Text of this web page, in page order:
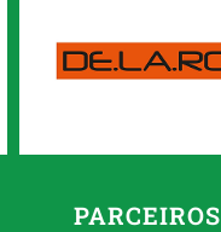
PARCEIROS